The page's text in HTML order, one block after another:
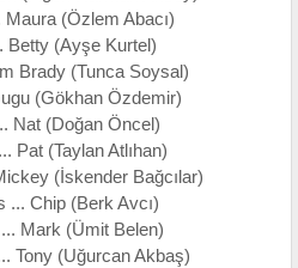
(Özlem Abacı)
Betty (Ayşe Kurtel)
Brady (Tunca Soysal)
(Gökhan Özdemir)
Nat (Doğan Öncel)
Pat (Taylan Atlıhan)
(İskender Bağcılar)
... Chip (Berk Avcı)
Mark (Ümit Belen)
Tony (Uğurcan Akbaş)